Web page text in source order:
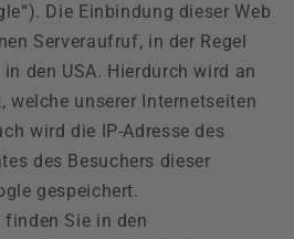
Die Einbindung dieser Web
Serveraufruf, in der Regel
den USA. Hierdurch wird an
welche unserer Internetseiten
wird die IP-Adresse des
des Besuchers dieser
gespeichert.
Sie in den